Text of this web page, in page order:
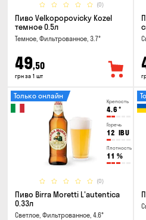
(0)
Пиво Velkopopovicky Kozel
темное 0.5л
Темное, Фильтрованное, 3.7°
49,50
грн за 1 шт
Крепость
4.6 °
Горечь
12 IBU
Плотность
11 %
(0)
Только онлайн
Пиво Birra Moretti L'autentica
0.33л
Светлое, Фильтрованное, 4.6°